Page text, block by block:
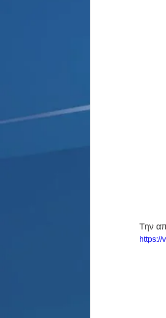
Την
https://